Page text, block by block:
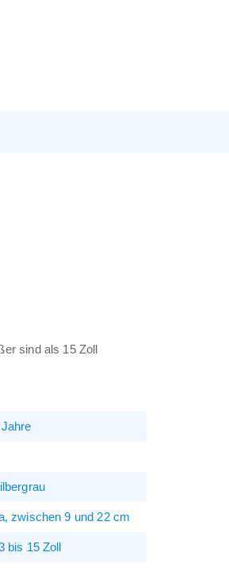
sind als 15 Zoll
Jahre
zwischen 9 und 22 cm
bis 15 Zoll